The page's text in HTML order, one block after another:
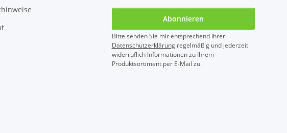
Abonnieren
Bitte senden Sie mir entsprechend Ihrer
Datenschutzerklärungregelmäßig und jederzeit
widerruflich Informationen zu Ihrem
Produktsortiment per E-Mail zu.